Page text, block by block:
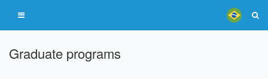
Graduate programs